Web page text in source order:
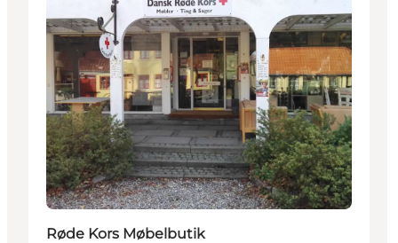
Røde Kors Møbelbutik